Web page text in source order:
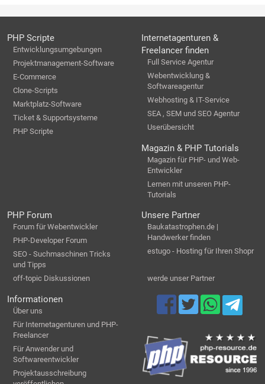
PHP Scripte
Entwicklungsumgebungen
Projektmanagement-Software
E-Commerce
Clone-Scripts
Marktplatz-Software
Ticket & Supportsysteme
PHP Scripte
Internetagenturen &
Freelancer finden
Full Service Agentur
Webentwicklung &
Softwareagentur
Webhosting & IT-Service
SEA , SEM und SEO Agentur
Userübersicht
Magazin & PHP Tutorials
Magazin für PHP- und Web-
Entwickler
Lernen mit unseren PHP-
Tutorials
PHP Forum
Forum für Webentwickler
PHP-Developer Forum
SEO - Suchmaschinen Tricks
und Tipps
off-topic Diskussionen
Unsere Partner
Baukatastrophen.de |
Handwerker finden
estugo - Hosting für Ihren Shopr
werde unser Partner
Informationen
Über uns
Für Internetagenturen und PHP-
Freelancer
Für Anwender und
Softwareentwickler
Projektausschreibung